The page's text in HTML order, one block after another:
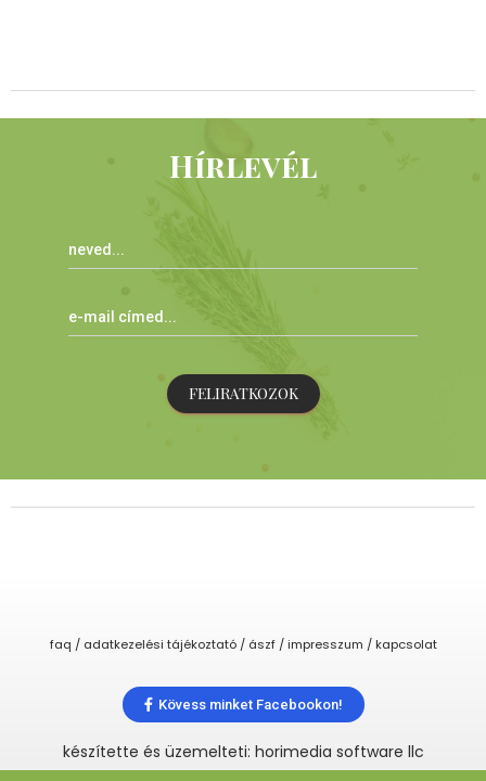
Hírlevél
FELIRATKOZOK
faq / adatkezelési tájékoztató / ászf / impresszum / kapcsolat
Kövess minket Facebookon!
készítette és üzemelteti: horimedia software llc